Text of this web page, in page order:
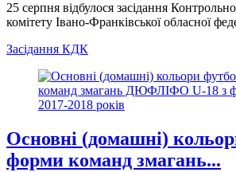
25 серпня відбулося засідання
комітету Івано-Франківської обласної
Засідання КДК
Основні (домашні)
форми команд змагань...